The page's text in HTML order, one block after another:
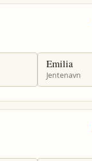
Emilia
Jentenavn